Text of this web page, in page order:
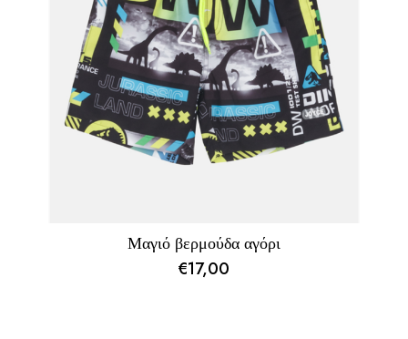
Μαγιό βερμούδα αγόρι
€17,00